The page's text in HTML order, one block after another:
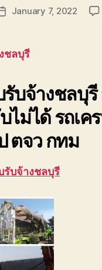
PostJanuary 7, 2022
ชลบุรี
รับจ้างชลบุรี
ไม่ได้ รถเค
ตจว กทม
รับจ้างชลบุรี